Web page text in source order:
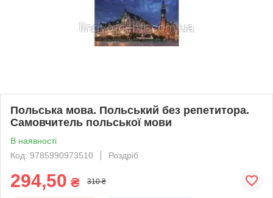
Польська мова. Польський без репетитора.
Самовчитель польської мови
В наявності
Код: 9785990973510
Роздріб
294,50 ₴ 310 ₴